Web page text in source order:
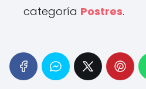
categoría Postres.